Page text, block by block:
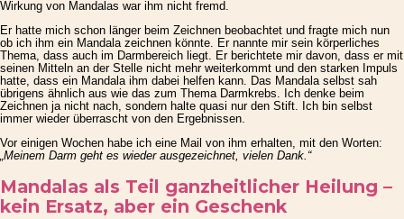
Wirkung von Mandalas war ihm nicht fremd.
Er hatte mich schon länger beim Zeichnen beobachtet und fragte mich nun
ob ich ihm ein Mandala zeichnen könnte. Er nannte mir sein körperliches
Thema, dass auch im Darmbereich liegt. Er berichtete mir davon, dass er mit
seinen Mitteln an der Stelle nicht mehr weiterkommt und den starken Impuls
hatte, dass ein Mandala ihm dabei helfen kann. Das Mandala selbst sah
übrigens ähnlich aus wie das zum Thema Darmkrebs. Ich denke beim
Zeichnen ja nicht nach, sondern halte quasi nur den Stift. Ich bin selbst
immer wieder überrascht von den Ergebnissen.
Vor einigen Wochen habe ich eine Mail von ihm erhalten, mit den Worten:
„Meinem Darm geht es wieder ausgezeichnet, vielen Dank.“
Mandalas als Teil ganzheitlicher Heilung –
kein Ersatz, aber ein Geschenk